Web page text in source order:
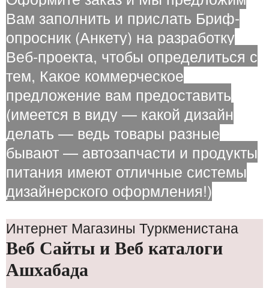
Вам заполнить и прислать Бриф-
опросник (Анкету) на разработку
Веб-проекта, чтобы определиться с
тем, Какое коммерческое
предложение вам предоставить
(имеется в виду — какой дизайн
делать — ведь товары разные
бывают — автозапчасти и продукты
питания имеют отличные системы
дизайнерского оформления!)
Интернет Магазины Туркменистана
Веб Сайты и Веб каталоги
Ашхабада